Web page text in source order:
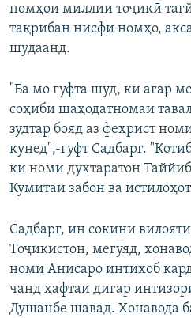
номҳои миллии тоҷикӣ
тақрибан нисфи номҳо,
шудаанд.
"Ба мо гуфта шуд, ки агар
соҳиби шаҳодатномаи
зудтар бояд аз феҳрист
кунед",-гуфт Садбарг.
ки номи духтаратон
Кумитаи забон ва
Садбарг, ин сокини
Тоҷикистон, мегӯяд,
номи Анисаро интихоб
чанд ҳафтаи дигар
Душанбе шавад. Хонавода